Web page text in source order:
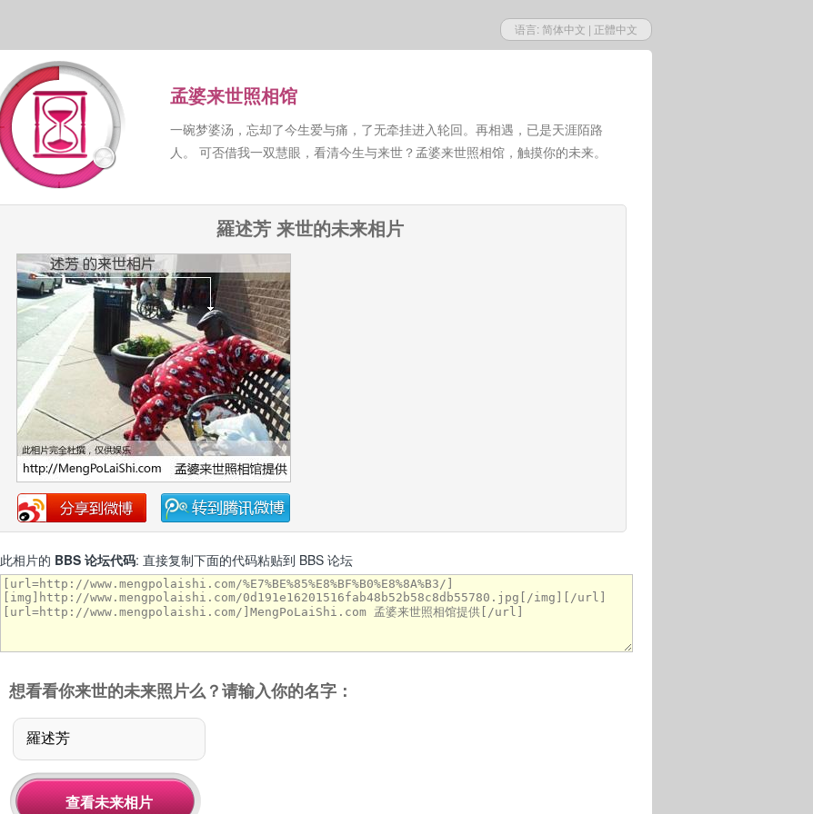
语言: 简体中文 | 正體中文
孟婆来世照相馆
一碗梦婆汤，忘却了今生爱与痛，了无牵挂进入轮回。再相遇，已是天涯陌路
人。 可否借我一双慧眼，看清今生与来世？孟婆来世照相馆，触摸你的未来。
羅述芳 来世的未来相片
此相片的 BBS 论坛代码: 直接复制下面的代码粘贴到 BBS 论坛
想看看你来世的未来照片么？请输入你的名字：